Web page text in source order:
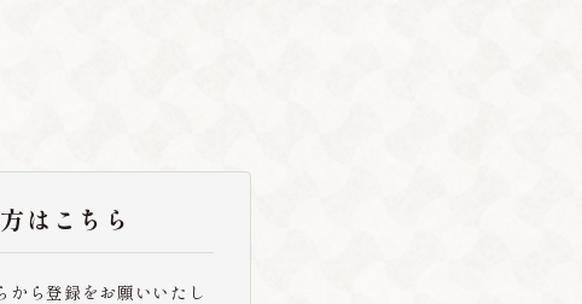
はこちら
から登録をお願いいたし